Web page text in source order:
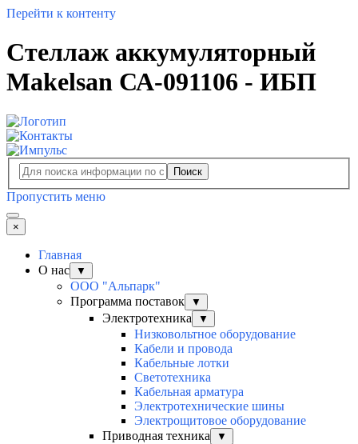
Перейти к контенту
Cтеллаж аккумуляторный
Makelsan СА-091106 - ИБП
Поиск
Пропустить меню
×
Главная
О нас
▼
ООО "Альпарк"
Программа поставок
▼
Электротехника ▼
Низковольтное оборудование
Кабели и провода
Кабельные лотки
Светотехника
Кабельная арматура
Электротехнические шины
Электрощитовое оборудование
Приводная техника
▼